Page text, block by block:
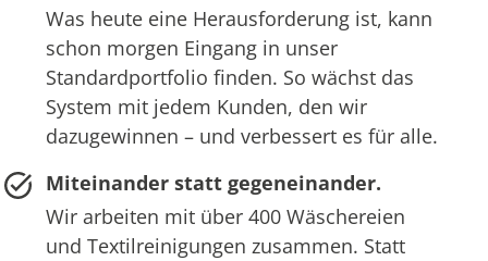
Was heute eine Herausforderung ist, kann
schon morgen Eingang in unser
Standardportfolio finden. So wächst das
System mit jedem Kunden, den wir
dazugewinnen – und verbessert es für alle.
Miteinander statt gegeneinander.
Wir arbeiten mit über 400 Wäschereien
und Textilreinigungen zusammen. Statt